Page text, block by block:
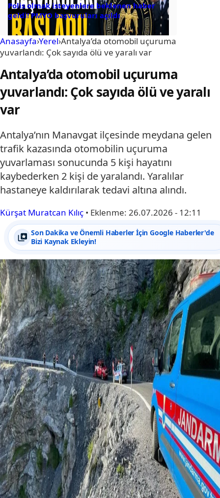
Polis olmak isteyenlere beklenen haber
geldi! PMYO başvuruları açıldı
Anasayfa›Yerel›Antalya’da otomobil uçuruma
yuvarlandı: Çok sayıda ölü ve yaralı var
Antalya’da otomobil uçuruma
yuvarlandı: Çok sayıda ölü ve yaralı
var
Antalya’nın Manavgat ilçesinde meydana gelen
trafik kazasında otomobilin uçuruma
yuvarlaması sonucunda 5 kişi hayatını
kaybederken 2 kişi de yaralandı. Yaralılar
hastaneye kaldırılarak tedavi altına alındı.
Kürşat Muratcan Kılıç • Eklenme: 26.07.2026 - 12:11
Son Dakika ve Önemli Haberler İçin Google Haberler'de
Bizi Kaynak Ekleyin!